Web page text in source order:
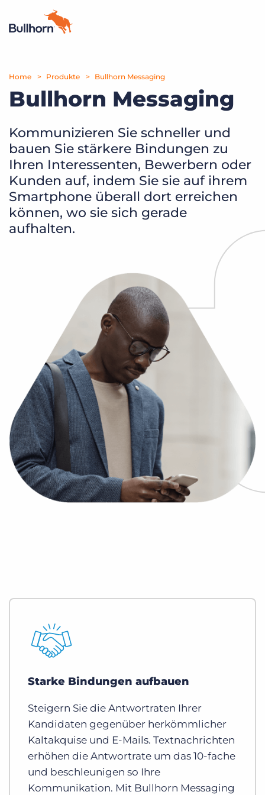
Produkte
Preise
Ressourcen
Marktplatz
Unternehmen
Home Produkte Bullhorn Messaging
Bullhorn Messaging
Kommunizieren Sie schneller und
bauen Sie stärkere Bindungen zu
Ihren Interessenten, Bewerbern oder
Kunden auf, indem Sie sie auf ihrem
Smartphone überall dort erreichen
können, wo sie sich gerade
aufhalten.
Starke Bindungen aufbauen
Steigern Sie die Antwortraten Ihrer
Kandidaten gegenüber herkömmlicher
Kaltakquise und E-Mails. Textnachrichten
erhöhen die Antwortrate um das 10-fache
und beschleunigen so Ihre
Kommunikation. Mit Bullhorn Messaging